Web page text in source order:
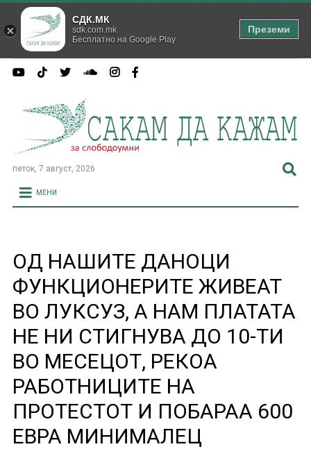
петок, 7 август, 2026
МЕНИ
ОД НАШИТЕ ДАНОЦИ
ФУНКЦИОНЕРИТЕ ЖИВЕАТ
ВО ЛУКСУЗ, А НАM ПЛАТАТА
НЕ НИ СТИГНУВА ДО 10-ТИ
ВО МЕСЕЦОТ, РЕКОА
РАБОТНИЦИТЕ НА
ПРОТЕСТОТ И ПОБАРАА 600
ЕВРА МИНИМАЛЕЦ
СДК.МК
sdk.com.mk
Бесплатно на Google Play
Преземи